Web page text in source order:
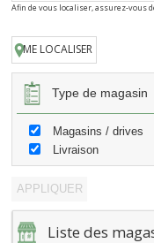
Afin de vous localiser, assurez-vous
ME LOCALISER
Type de magasin
Magasins / drives
Livraison
Liste des